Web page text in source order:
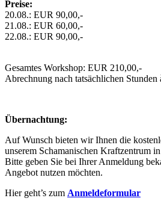
Preise:
20.08.: EUR 90,00,-
21.08.: EUR 60,00,-
22.08.: EUR 90,00,-
Gesamtes Workshop: EUR 210,00,-
Abrechnung nach tatsächlichen
Übernachtung:
Auf Wunsch bieten wir Ihnen die
unserem Schamanischen Kraftzentrum
Bitte geben Sie bei Ihrer Anmeldung
Angebot nutzen möchten.
Hier geht’s zum Anmeldeformular